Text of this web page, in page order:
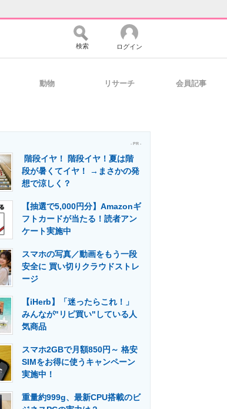
マーケ×ITの今がよく分かる
建設×テクノロジーの最前線
検索 ログイン
動物 リサーチ 会員記事
- PR -
階段イヤ！ 階段イヤ！夏は階
段が暑くてイヤ！ →まさかの発
想で涼しく？
【抽選で5,000円分】Amazonギ
フトカードが当たる！読者アン
ケート実施中
スマホの写真／動画をもう一段
安全に 買い切りクラウドストレ
ージ
【iHerb】「迷ったらこれ！」
みんなが"リピ買い"している人
気商品
スマホ2GBで月額850円～ 格安
SIMをお得に使うキャンペーン
実施中！
重量約999g、最新CPU搭載のビ